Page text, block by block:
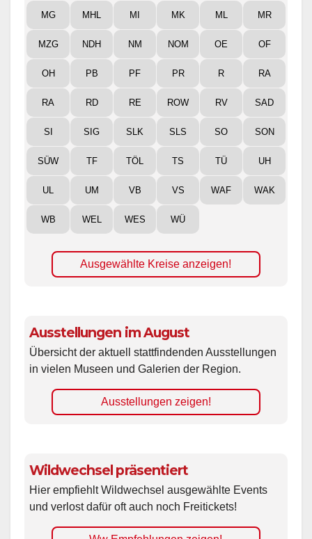
MG MHL MI MK ML MR
MZG NDH NM NOM OE OF
OH PB PF PR R RA
RA RD RE ROW RV SAD
SI SIG SLK SLS SO SON
SÜW TF TÖL TS TÜ UH
UL UM VB VS WAF WAK
WB WEL WES WÜ
Ausgewählte Kreise anzeigen!
Ausstellungen im August
Übersicht der aktuell stattfindenden Ausstellungen
in vielen Museen und Galerien der Region.
Ausstellungen zeigen!
Wildwechsel präsentiert
Hier empfiehlt Wildwechsel ausgewählte Events
und verlost dafür oft auch noch Freitickets!